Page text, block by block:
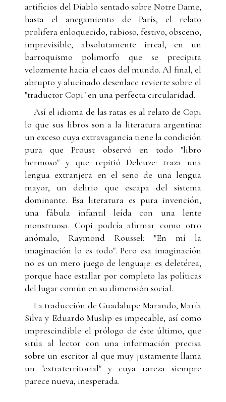
artificios del Diablo sentado sobre Notre Dame,
hasta el anegamiento de París, el relato
prolifera enloquecido, rabioso, festivo, obsceno,
imprevisible, absolutamente irreal, en un
barroquismo polimorfo que se precipita
velozmente hacia el caos del mundo. Al final, el
abrupto y alucinado desenlace revierte sobre el
"traductor Copi" en una perfecta circularidad.
Así el idioma de las ratas es al relato de Copi
lo que sus libros son a la literatura argentina:
un exceso cuya extravagancia tiene la condición
pura que Proust observó en todo "libro
hermoso" y que repitió Deleuze: traza una
lengua extranjera en el seno de una lengua
mayor, un delirio que escapa del sistema
dominante. Esa literatura es pura invención,
una fábula infantil leída con una lente
monstruosa. Copi podría afirmar como otro
anómalo, Raymond Roussel: "En mí la
imaginación lo es todo". Pero esa imaginación
no es un mero juego de lenguaje: es deletérea,
porque hace estallar por completo las políticas
del lugar común en su dimensión social.
La traducción de Guadalupe Marando, María
Silva y Eduardo Muslip es impecable, así como
imprescindible el prólogo de éste último, que
sitúa al lector con una información precisa
sobre un escritor al que muy justamente llama
un "extraterritorial" y cuya rareza siempre
parece nueva, inesperada.